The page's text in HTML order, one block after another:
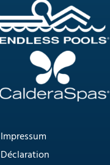
Impressum
Déclaration